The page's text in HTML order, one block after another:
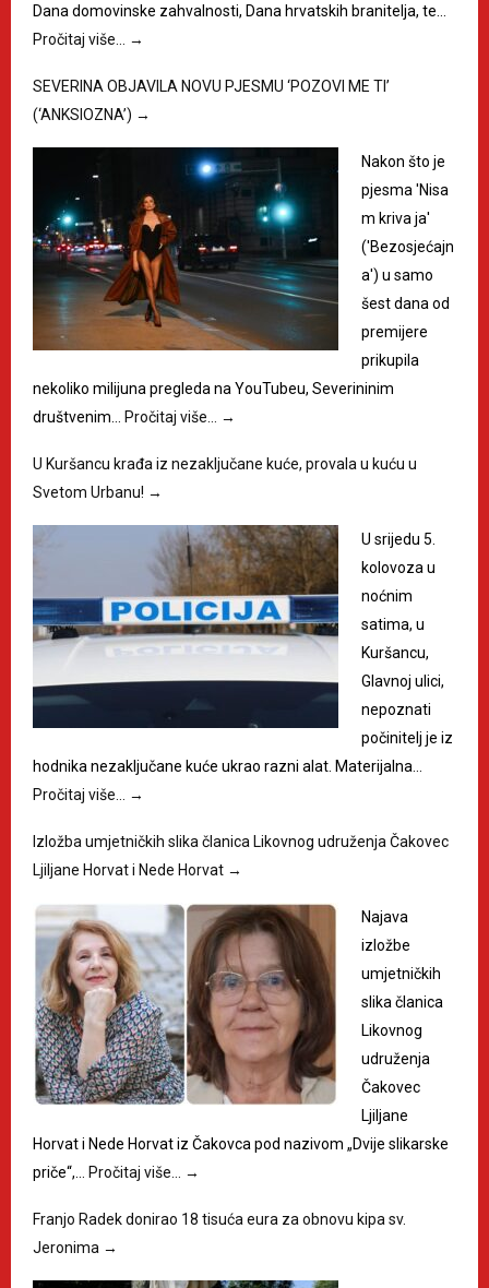
Dana domovinske zahvalnosti, Dana hrvatskih branitelja, te…
Pročitaj više…
→
SEVERINA OBJAVILA NOVU PJESMU ‘POZOVI ME TI’
(‘ANKSIOZNA’) →
Nakon što je
pjesma 'Nisa
m kriva ja'
('Bezosjećajn
a') u samo
šest dana od
premijere
prikupila
nekoliko milijuna pregleda na YouTubeu, Severininim
društvenim… Pročitaj više… →
U Kuršancu krađa iz nezaključane kuće, provala u kuću u
Svetom Urbanu! →
U srijedu 5.
kolovoza u
noćnim
satima, u
Kuršancu,
Glavnoj ulici,
nepoznati
počinitelj je iz
hodnika nezaključane kuće ukrao razni alat. Materijalna…
Pročitaj više…
→
Izložba umjetničkih slika članica Likovnog udruženja Čakovec
Ljiljane Horvat i Nede Horvat →
Najava
izložbe
umjetničkih
slika članica
Likovnog
udruženja
Čakovec
Ljiljane
Horvat i Nede Horvat iz Čakovca pod nazivom „Dvije slikarske
priče“,… Pročitaj više… →
Franjo Radek donirao 18 tisuća eura za obnovu kipa sv.
Jeronima →